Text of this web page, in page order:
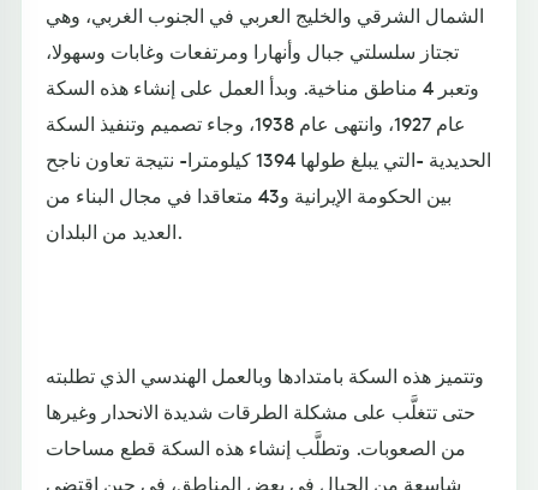
الشمال الشرقي والخليج العربي في الجنوب الغربي، وهي
تجتاز سلسلتي جبال وأنهارا ومرتفعات وغابات وسهولا،
وتعبر 4 مناطق مناخية. وبدأ العمل على إنشاء هذه السكة
عام 1927، وانتهى عام 1938، وجاء تصميم وتنفيذ السكة
الحديدية -التي يبلغ طولها 1394 كيلومترا- نتيجة تعاون ناجح
بين الحكومة الإيرانية و43 متعاقدا في مجال البناء من
العديد من البلدان.
وتتميز هذه السكة بامتدادها وبالعمل الهندسي الذي تطلبته
حتى تتغلَّب على مشكلة الطرقات شديدة الانحدار وغيرها
من الصعوبات. وتطلَّب إنشاء هذه السكة قطع مساحات
شاسعة من الجبال في بعض المناطق، في حين اقتضى